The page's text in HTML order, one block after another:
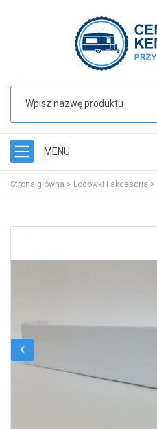
MENU
Strona główna > Lodówki i akcesoria >
chevron_left